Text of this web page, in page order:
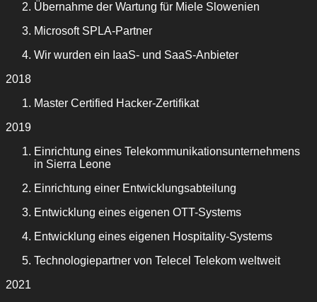
Übernahme der Wartung für Miele Slowenien
Microsoft SPLA-Partner
Wir wurden ein IaaS- und SaaS-Anbieter
2018
Master Certified Hacker-Zertifikat
2019
Einrichtung eines Telekommunikationsunternehmens
in Sierra Leone
Einrichtung einer Entwicklungsabteilung
Entwicklung eines eigenen OTT-Systems
Entwicklung eines eigenen Hospitality-Systems
Technologiepartner von Telecel Telekom weltweit
2021